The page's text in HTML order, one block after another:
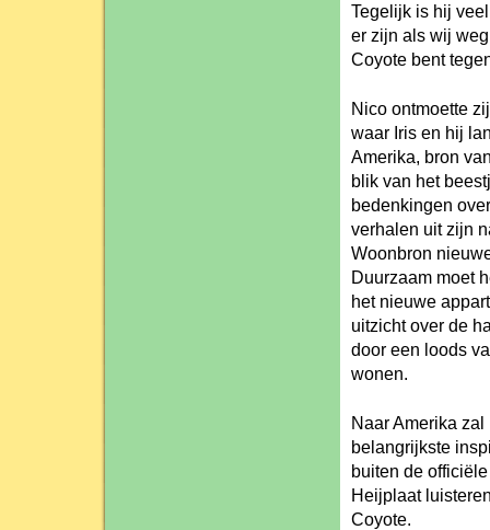
Tegelijk is hij
er zijn als wij
Coyote bent
Nico ontmoette
waar Iris en hij
Amerika, bron
blik van het
bedenkingen
verhalen uit zijn
Woonbron
Duurzaam moet
het nieuwe
uitzicht over de
door een loods
wonen.
Naar Amerika
belangrijkste
buiten de
Heijplaat
Coyote.